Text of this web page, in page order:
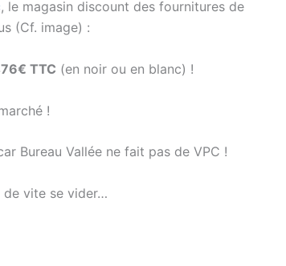
, le magasin discount des fournitures de
(Cf. image) :
TTC (en noir ou en blanc) !
!
Bureau Vallée ne fait pas de VPC !
de vite se vider…